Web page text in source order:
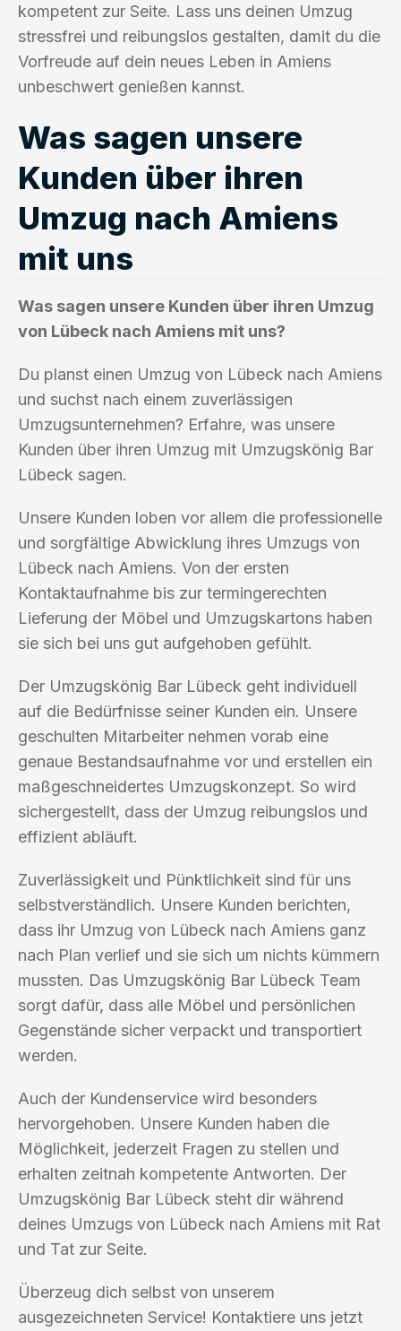
kompetent zur Seite. Lass uns deinen Umzug
stressfrei und reibungslos gestalten, damit du die
Vorfreude auf dein neues Leben in Amiens
unbeschwert genießen kannst.
Was sagen unsere
Kunden über ihren
Umzug nach Amiens
mit uns
Was sagen unsere Kunden über ihren Umzug
von Lübeck nach Amiens mit uns?
Du planst einen Umzug von Lübeck nach Amiens
und suchst nach einem zuverlässigen
Umzugsunternehmen? Erfahre, was unsere
Kunden über ihren Umzug mit Umzugskönig Bar
Lübeck sagen.
Unsere Kunden loben vor allem die professionelle
und sorgfältige Abwicklung ihres Umzugs von
Lübeck nach Amiens. Von der ersten
Kontaktaufnahme bis zur termingerechten
Lieferung der Möbel und Umzugskartons haben
sie sich bei uns gut aufgehoben gefühlt.
Der Umzugskönig Bar Lübeck geht individuell
auf die Bedürfnisse seiner Kunden ein. Unsere
geschulten Mitarbeiter nehmen vorab eine
genaue Bestandsaufnahme vor und erstellen ein
maßgeschneidertes Umzugskonzept. So wird
sichergestellt, dass der Umzug reibungslos und
effizient abläuft.
Zuverlässigkeit und Pünktlichkeit sind für uns
selbstverständlich. Unsere Kunden berichten,
dass ihr Umzug von Lübeck nach Amiens ganz
nach Plan verlief und sie sich um nichts kümmern
mussten. Das Umzugskönig Bar Lübeck Team
sorgt dafür, dass alle Möbel und persönlichen
Gegenstände sicher verpackt und transportiert
werden.
Auch der Kundenservice wird besonders
hervorgehoben. Unsere Kunden haben die
Möglichkeit, jederzeit Fragen zu stellen und
erhalten zeitnah kompetente Antworten. Der
Umzugskönig Bar Lübeck steht dir während
deines Umzugs von Lübeck nach Amiens mit Rat
und Tat zur Seite.
Überzeug dich selbst von unserem
ausgezeichneten Service! Kontaktiere uns jetzt